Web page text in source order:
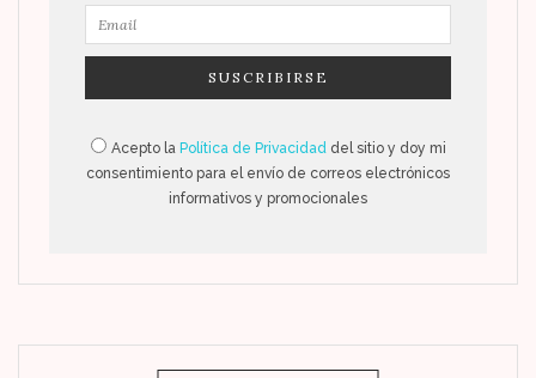
Acepto la Política de Privacidad del sitio y doy mi
consentimiento para el envío de correos electrónicos
informativos y promocionales